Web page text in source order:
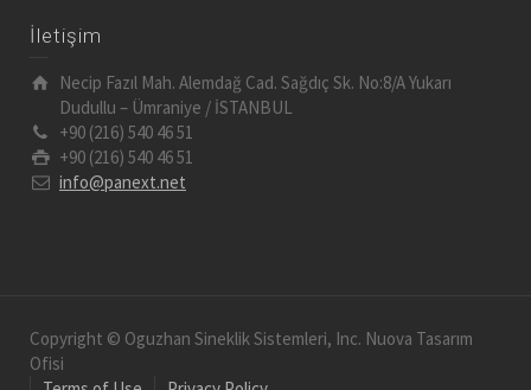
İletişim
Necip Fazıl Mah. Alemdağ Cad. Sağdıç Sk. No:8/A Yukarı
Dudullu – Ümraniye / İSTANBUL
+90 (216) 540 46 51
+90 (216) 540 46 51
info@panext.net
Copyright © Oguzhan Sineklik Sistemleri, Inc. Nuova Tasarım
Ofisi